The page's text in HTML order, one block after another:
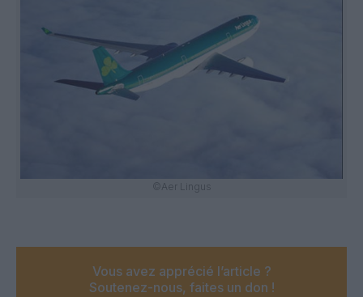
©Aer Lingus
Vous avez apprécié l’article ?
Soutenez-nous, faites un don !